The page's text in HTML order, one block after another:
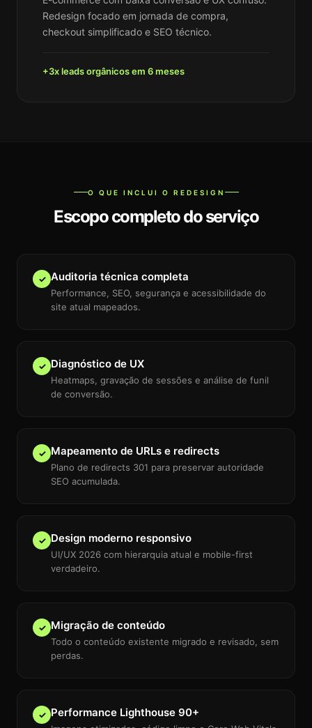
Redesign focado em jornada de compra,
checkout simplificado e SEO técnico.
+3x leads orgânicos em 6 meses
O QUE INCLUI O REDESIGN
Escopo completo do serviço
✓ Auditoria técnica completa
Performance, SEO, segurança e acessibilidade do
site atual mapeados.
✓ Diagnóstico de UX
Heatmaps, gravação de sessões e análise de funil
de conversão.
✓ Mapeamento de URLs e redirects
Plano de redirects 301 para preservar autoridade
SEO acumulada.
✓ Design moderno responsivo
UI/UX 2026 com hierarquia atual e mobile-first
verdadeiro.
✓ Migração de conteúdo
Todo o conteúdo existente migrado e revisado, sem
perdas.
✓ Performance Lighthouse 90+